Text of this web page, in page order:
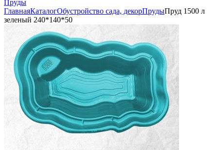
Пруды
ГлавнаяКаталогОбустройство сада, декорПрудыПруд 1500 л
зеленый 240*140*50